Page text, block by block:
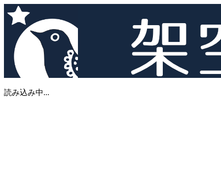
読み込み中...